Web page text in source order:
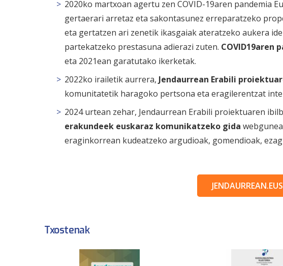
2020ko martxoan agertu zen COVID-19aren pandemia
gertaerari arretaz eta sakontasunez erreparatzeko
eta gertatzen ari zenetik ikasgaiak ateratzeko aukera
partekatzeko prestasuna adierazi zuten. COVID19aren
eta 2021ean garatutako ikerketak.
2022ko irailetik aurrera, Jendaurrean Erabili
komunitatetik haragoko pertsona eta eragilerentzat
2024 urtean zehar, Jendaurrean Erabili proiektuaren
erakundeek euskaraz komunikatzeko gida
eraginkorrean kudeatzeko argudioak, gomendioak,
Txostenak